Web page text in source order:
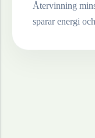
Återvinning
sparar energi